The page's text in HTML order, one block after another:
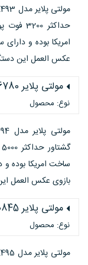
امریکا بوده و
عکس العمل این
مولتی پلایر 6780 نیوتن متر انرپک امریکا
نوع: محصول
ساخت امریکا بوده و
بازوی عکس العمل
مولتی پلایر 10845 نیوتن متر انرپک امریکا
نوع: محصول